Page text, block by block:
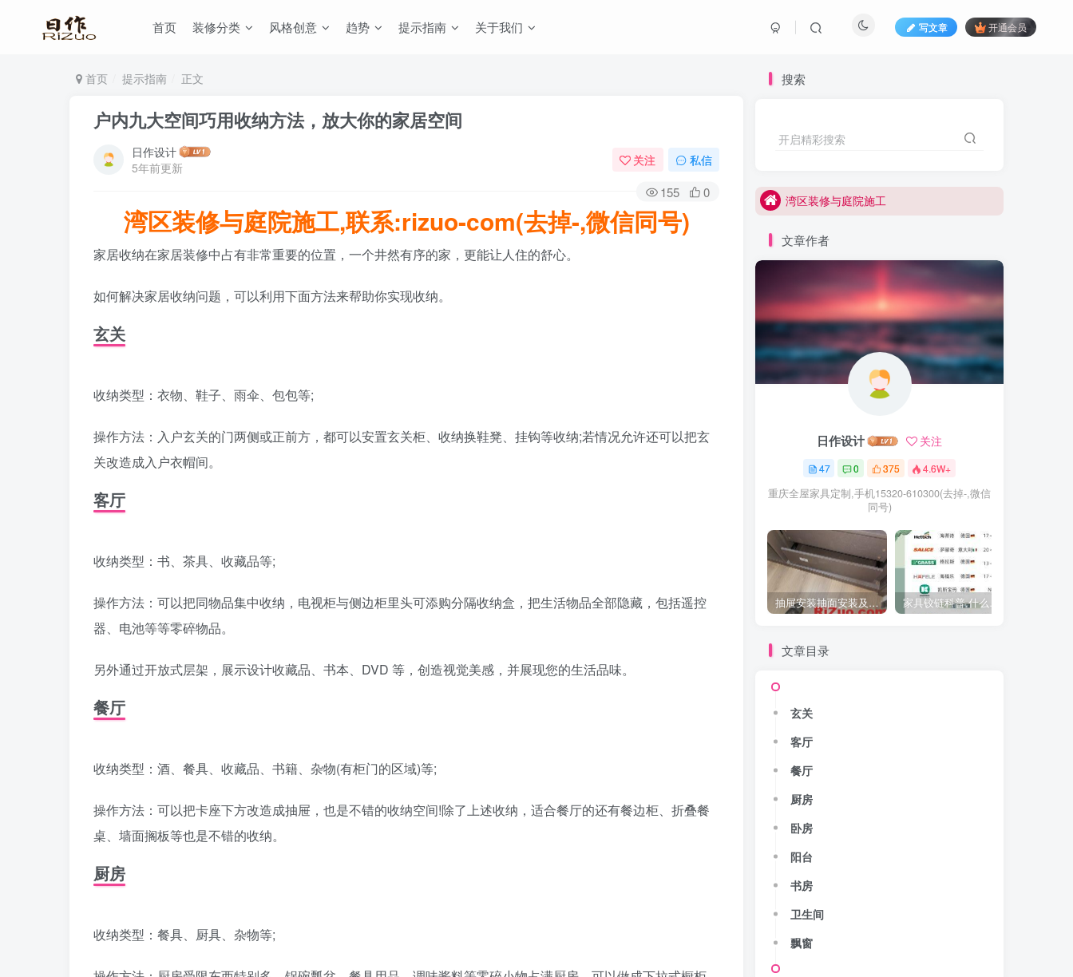
首页 装修分类 风格创意 趋势 提示指南 关于我们 写文章 开通会员
首页 提示指南 正文
户内九大空间巧用收纳方法，放大你的家居空间
日作设计
5年前更新
关注 私信
155 0
湾区装修与庭院施工,联系:rizuo-com(去掉-,微信同号)
家居收纳在家居装修中占有非常重要的位置，一个井然有序的家，更能让人住的舒心。
如何解决家居收纳问题，可以利用下面方法来帮助你实现收纳。
玄关
收纳类型：衣物、鞋子、雨伞、包包等;
操作方法：入户玄关的门两侧或正前方，都可以安置玄关柜、收纳换鞋凳、挂钩等收纳;若情况允许还可以把玄
关改造成入户衣帽间。
客厅
收纳类型：书、茶具、收藏品等;
操作方法：可以把同物品集中收纳，电视柜与侧边柜里头可添购分隔收纳盒，把生活物品全部隐藏，包括遥控
器、电池等等零碎物品。
另外通过开放式层架，展示设计收藏品、书本、DVD 等，创造视觉美感，并展现您的生活品味。
餐厅
收纳类型：酒、餐具、收藏品、书籍、杂物(有柜门的区域)等;
操作方法：可以把卡座下方改造成抽屉，也是不错的收纳空间!除了上述收纳，适合餐厅的还有餐边柜、折叠餐
桌、墙面搁板等也是不错的收纳。
厨房
收纳类型：餐具、厨具、杂物等;
搜索
开启精彩搜索
湾区装修,加建,新建与庭院施工
湾区装修,加建,新建与庭院施工
文章作者
日作设计 关注
47 0 375 4.6W+
重庆全屋家具定制,手机15320-610300(去掉-,微信
同号)
抽屉安装抽面安装及抽屉拉手安装教程 家具铰链科普,什么时候用直弯,中弯,大弯铰链
文章目录
玄关
客厅
餐厅
厨房
卧房
阳台
书房
卫生间
飘窗